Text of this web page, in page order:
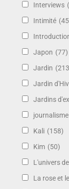
Interviews
Intimité
Japon (77)
Jardin
Jardin
Jardins
journalisme
Kali (158)
Kim (50)
L'univers
La rose et